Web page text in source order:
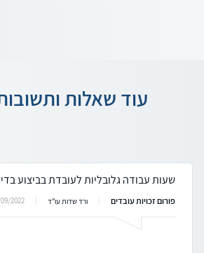
עוד שאלות
שעות עבודה גלובליות לעובדת בביצוע
פורום זכויות עובדים ורד שדות עו"ד 2022